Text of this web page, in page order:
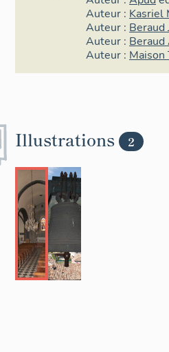
Auteur : Kasriel
Auteur : Beraud
Auteur :
Auteur : Maison
Illustrations 2